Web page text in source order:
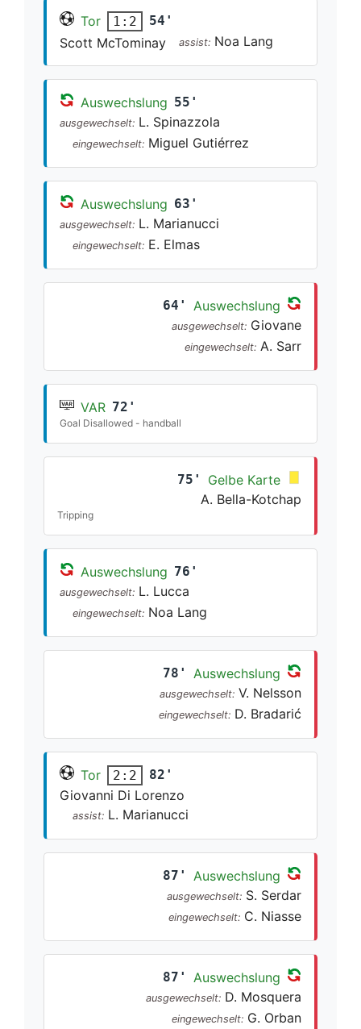
Tor 1:2 54'
Scott McTominay assist: Noa Lang
Auswechslung 55'
ausgewechselt: L. Spinazzola
eingewechselt: Miguel Gutiérrez
Auswechslung 63'
ausgewechselt: L. Marianucci
eingewechselt: E. Elmas
64' Auswechslung
ausgewechselt: Giovane
eingewechselt: A. Sarr
VAR 72'
Goal Disallowed - handball
75'
Gelbe Karte
A. Bella-Kotchap
Tripping
Auswechslung 76'
ausgewechselt: L. Lucca
eingewechselt: Noa Lang
78' Auswechslung
ausgewechselt: V. Nelsson
eingewechselt: D. Bradarić
Tor 2:2 82'
Giovanni Di Lorenzo
assist: L. Marianucci
87' Auswechslung
ausgewechselt: S. Serdar
eingewechselt: C. Niasse
87' Auswechslung
ausgewechselt: D. Mosquera
eingewechselt: G. Orban